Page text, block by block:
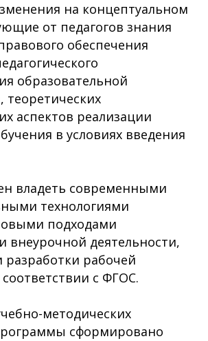
на концептуальном
от педагогов знания
обеспечения
образовательной
теоретических
аспектов реализации
в условиях введения
владеть современными
технологиями
подходами
внеурочной деятельности,
разработки рабочей
с ФГОС.
методических
сформировано